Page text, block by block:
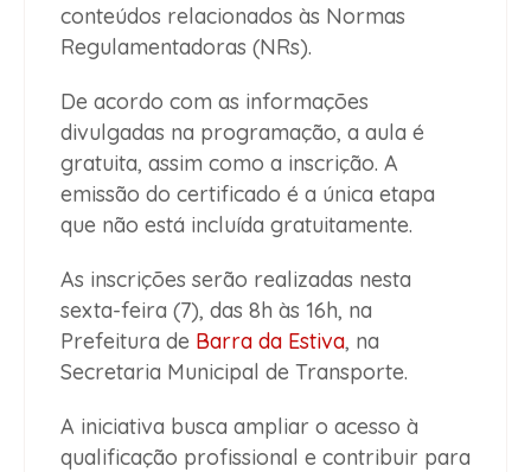
conteúdos relacionados às Normas
Regulamentadoras (NRs).
De acordo com as informações
divulgadas na programação, a aula é
gratuita, assim como a inscrição. A
emissão do certificado é a única etapa
que não está incluída gratuitamente.
As inscrições serão realizadas nesta
sexta-feira (7), das 8h às 16h, na
Prefeitura de Barra da Estiva, na
Secretaria Municipal de Transporte.
A iniciativa busca ampliar o acesso à
qualificação profissional e contribuir para